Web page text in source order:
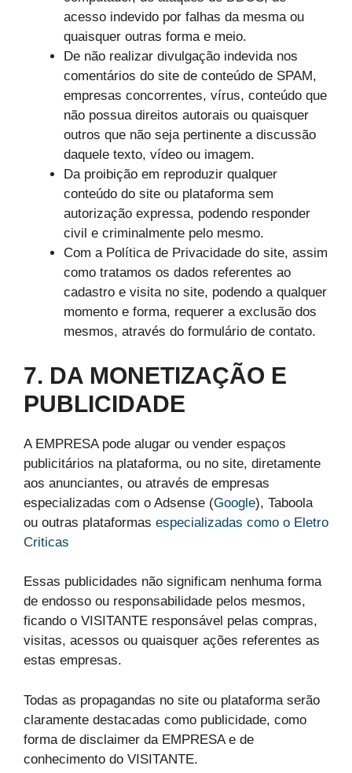
acesso indevido por falhas da mesma ou
quaisquer outras forma e meio.
De não realizar divulgação indevida nos
comentários do site de conteúdo de SPAM,
empresas concorrentes, vírus, conteúdo que
não possua direitos autorais ou quaisquer
outros que não seja pertinente a discussão
daquele texto, vídeo ou imagem.
Da proibição em reproduzir qualquer
conteúdo do site ou plataforma sem
autorização expressa, podendo responder
civil e criminalmente pelo mesmo.
Com a Política de Privacidade do site, assim
como tratamos os dados referentes ao
cadastro e visita no site, podendo a qualquer
momento e forma, requerer a exclusão dos
mesmos, através do formulário de contato.
7. DA MONETIZAÇÃO E
PUBLICIDADE
A EMPRESA pode alugar ou vender espaços
publicitários na plataforma, ou no site, diretamente
aos anunciantes, ou através de empresas
especializadas com o Adsense (Google), Taboola
ou outras plataformas especializadas como o Eletro
Criticas
Essas publicidades não significam nenhuma forma
de endosso ou responsabilidade pelos mesmos,
ficando o VISITANTE responsável pelas compras,
visitas, acessos ou quaisquer ações referentes as
estas empresas.
Todas as propagandas no site ou plataforma serão
claramente destacadas como publicidade, como
forma de disclaimer da EMPRESA e de
conhecimento do VISITANTE.